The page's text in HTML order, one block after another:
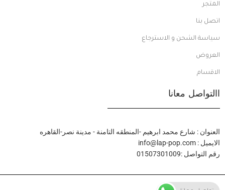
المتجر
اتصل بنا
سياسة الشحن و الاسترجاع
العروض
الاقسام
االتواصل معانا
العنوان : شارع محمد ابرهيم -المنطقه التامنة - مدينة نصر-القاهره
الايميل : info@lap-pop.com
رقم التواصل :01507301009